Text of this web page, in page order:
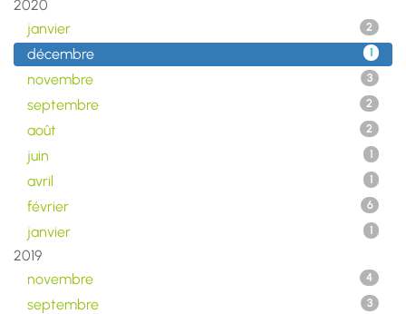
2020
janvier
2
décembre 1
novembre 3
septembre 2
août 2
juin 1
avril 1
février 6
janvier 1
2019
novembre
4
septembre 3